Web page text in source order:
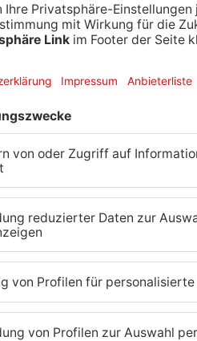
aktuell vor diebischen
der Leitstelle ein.
aber die Beamten wollen
ist immer die gleiche: Als
anderem auf
Wohnungen, die dann von
zu vermeiden, rät die Polizei
Außerdem sollte man
mit im Raum bleiben.